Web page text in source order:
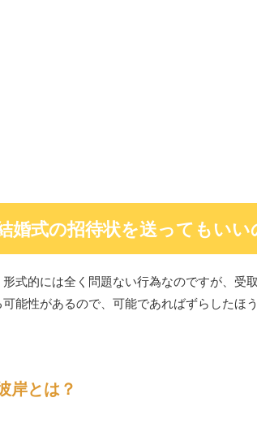
婚式の招待状を送ってもいい
式的には全く問題ない行為なのですが、受
能性があるので、可能であればずらしたほう
岸とは？